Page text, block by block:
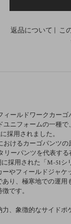
返品について | こ
ィールドワークカーゴ
ユニフォームの一種
採用されました。
おけるカーゴパンツ
ーパンツを代表する
採用された「M-51
ーやフィールドジャケ
り、極寒地での運用
です。
、象徴的なサイドポ